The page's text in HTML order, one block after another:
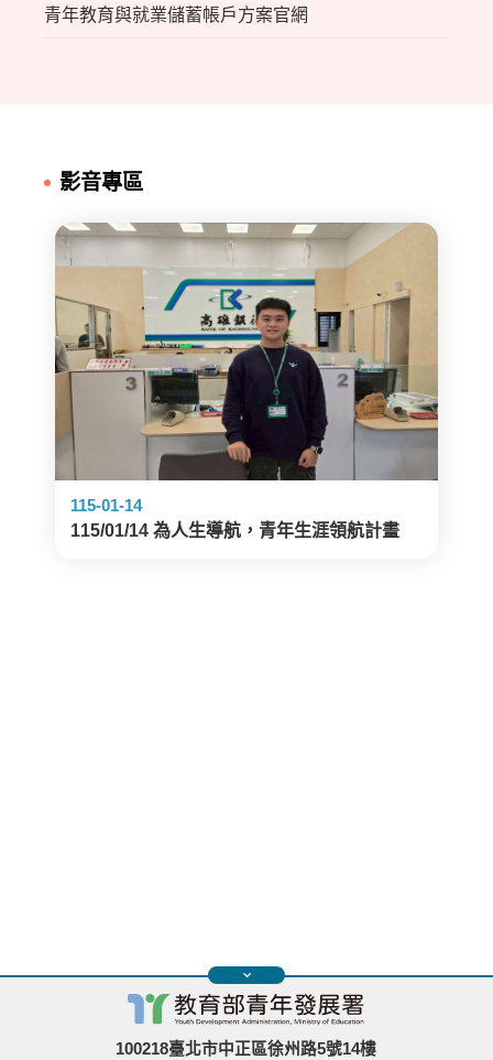
青年教育與就業儲蓄帳戶方案官網
影音專區
115-01-14
115/01/14 為人生導航，青年生涯領航計畫
100218臺北市中正區徐州路5號14樓